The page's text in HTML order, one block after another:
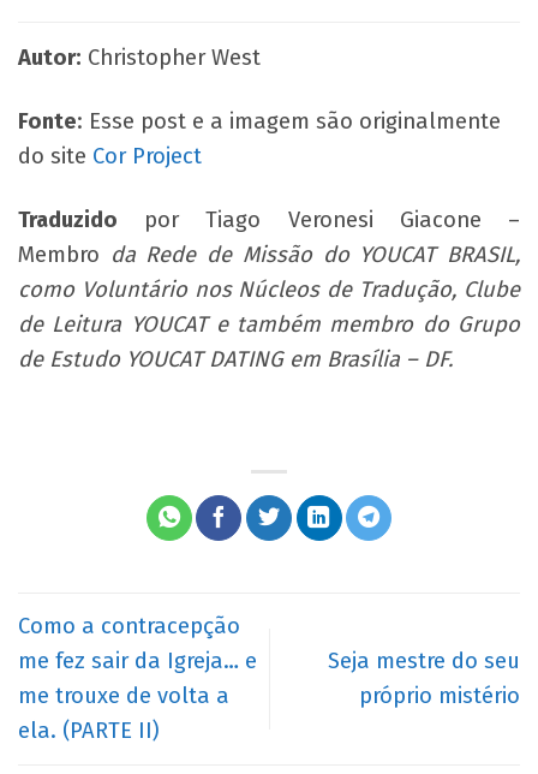
Autor: Christopher West
Fonte: Esse post e a imagem são originalmente
do site Cor Project
Traduzido por Tiago Veronesi Giacone –
Membro da Rede de Missão do YOUCAT BRASIL,
como Voluntário nos Núcleos de Tradução, Clube
de Leitura YOUCAT e também membro do Grupo
de Estudo YOUCAT DATING em Brasília – DF.
Como a contracepção
me fez sair da Igreja… e
me trouxe de volta a
ela. (PARTE II)
Seja mestre do seu
próprio mistério